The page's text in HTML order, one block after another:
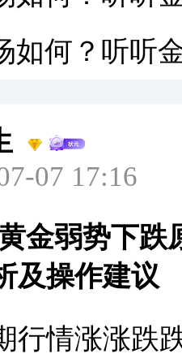
雅老师的分
如何？听听
07 17:16
金弱势下跌
及操作建议
情涨涨跌跌